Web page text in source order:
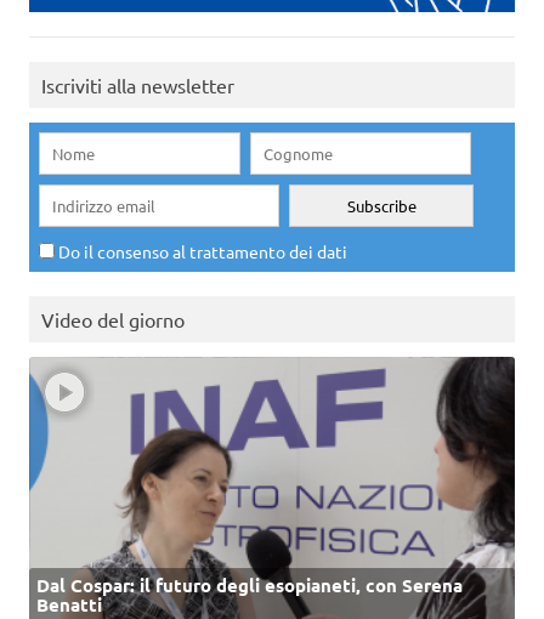
Iscriviti alla newsletter
Do il consenso al trattamento dei dati
Video del giorno
Dal Cospar: il futuro degli esopianeti, con Serena
Benatti